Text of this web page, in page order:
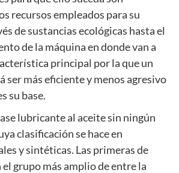
recursos empleados para su
de sustancias ecológicas hasta el
de la máquina en donde van a
principal por la que un
ser más eficiente y menos agresivo
su base.
lubricante al aceite sin ningún
clasificación se hace en
y sintéticas. Las primeras de
grupo más amplio de entre la